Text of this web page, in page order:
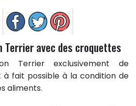
Partager sur facebook
Partager sur Twitter
Epingler sur Pinterest
Terrier avec des croquettes
Terrier exclusivement de
fait possible à la condition de
aliments.